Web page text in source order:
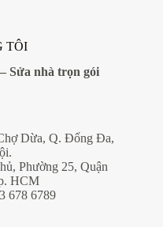
TÔI
Sửa nhà trọn gói
Dừa, Q. Đống Đa,
Phường 25, Quận
HCM
678 6789